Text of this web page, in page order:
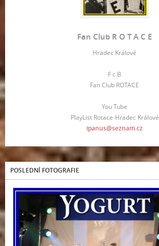
Fan Club R O T A C E
Hradec Králové
F c B
Fan Club ROTACE
You Tube
PlayList Rotace-Hradec Králové
ipanus@seznam.cz
POSLEDNÍ FOTOGRAFIE